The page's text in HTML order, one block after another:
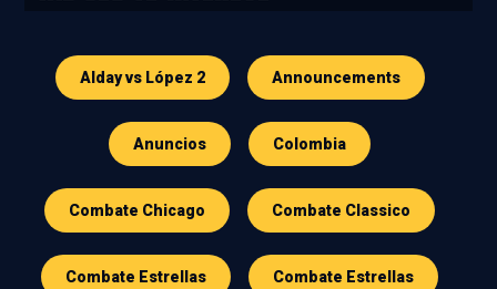
Alday vs López 2 Announcements
Anuncios Colombia
Combate Chicago Combate Classico
Combate Estrellas Combate Estrellas